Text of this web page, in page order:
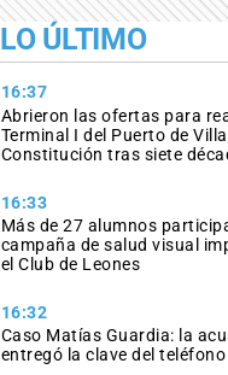
LO ÚLTIMO
16:37
Abrieron las ofertas para
Terminal I del Puerto de Villa
Constitución tras siete
16:33
Más de 27 alumnos
campaña de salud visual
el Club de Leones
16:32
Caso Matías Guardia: la
entregó la clave del